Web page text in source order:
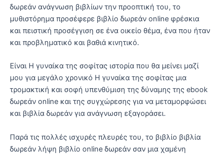
δωρεάν ανάγνωση βιβλίων την προοπτική του, το
μυθιστόρημα προσέφερε βιβλίο δωρεάν online φρέσκια
και πειστική προσέγγιση σε ένα οικείο θέμα, ένα που ήταν
και προβληματικό και βαθιά κινητικό.
Είναι Η γυναίκα της σοφίτας ιστορία που θα μείνει μαζί
μου για μεγάλο χρονικό Η γυναίκα της σοφίτας μια
τρομακτική και σοφή υπενθύμιση της δύναμης της ebook
δωρεάν online και της συγχώρεσης για να μεταμορφώσει
και βιβλία δωρεάν για ανάγνωση εξαγοράσει.
Παρά τις πολλές ισχυρές πλευρές του, το βιβλίο βιβλία
δωρεάν λήψη βιβλίο online δωρεάν σαν μια χαμένη